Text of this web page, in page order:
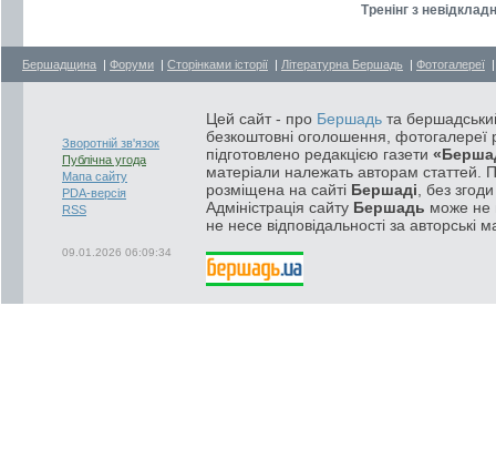
Тренінг з
Бершадщина | Форуми | Сторінками історії | Літературна Бершадь | Фотогалереї
Зворотній зв'язок
Публічна угода
Мапа сайту
PDA-версія
RSS
09.01.2026 06:09:34
Цей сайт - про Бершадь та
безкоштовні оголошення, фотогалереї
підготовлено редакцією газети
матеріали належать авторам статтей.
розміщена на сайті Бершаді , без
Адміністрація сайту Бершадь може не
не несе відповідальності за авторські